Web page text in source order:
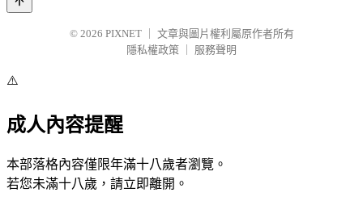
© 2026 PIXNET
文章與圖片權利屬原作者所有
隱私權政策
服務聲明
⚠️
成人內容提醒
本部落格內容僅限年滿十八歲者瀏覽。
若您未滿十八歲，請立即離開。